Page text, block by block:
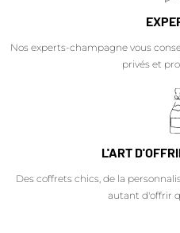
Nos experts-champagne vous
privés et
L'ART
Des coffrets chics, de la
autant d'offrir